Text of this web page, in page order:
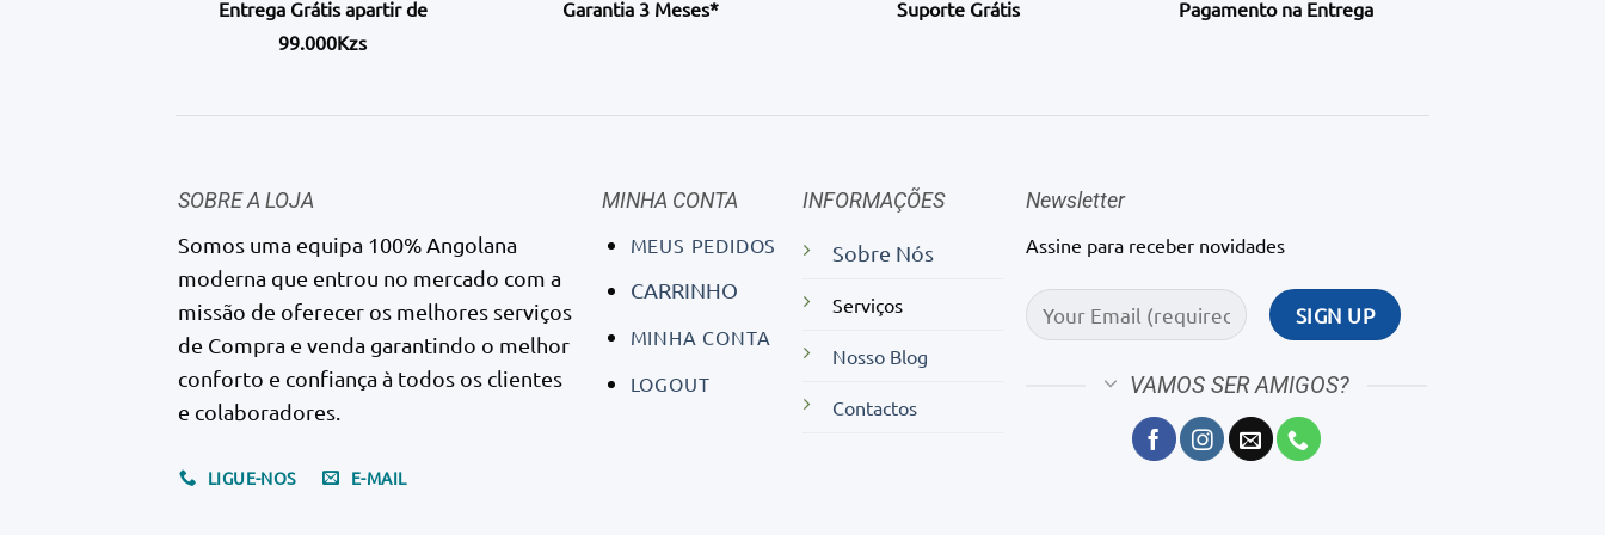
Entrega Grátis apartir de
99.000Kzs
Garantia 3 Meses* Suporte Grátis Pagamento na Entrega
SOBRE A LOJA
Somos uma equipa 100% Angolana
moderna que entrou no mercado com a
missão de oferecer os melhores serviços
de Compra e venda garantindo o melhor
conforto e confiança à todos os clientes
e colaboradores.
LIGUE-NOS E-MAIL
MINHA CONTA
MEUS PEDIDOS
CARRINHO
MINHA CONTA
LOGOUT
INFORMAÇÕES
Sobre Nós
Serviços
Nosso Blog
Contactos
Newsletter
Assine para receber novidades
VAMOS SER AMIGOS?